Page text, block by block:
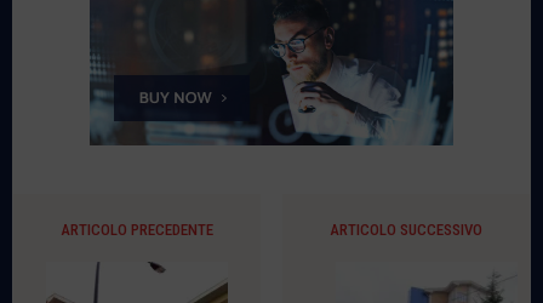
ARTICOLO PRECEDENTE ARTICOLO SUCCESSIVO